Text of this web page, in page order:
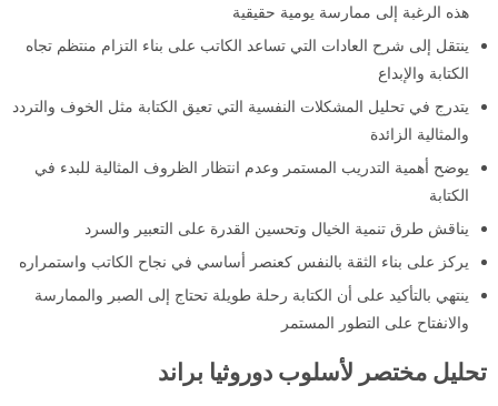
هذه الرغبة إلى ممارسة يومية حقيقية
ينتقل إلى شرح العادات التي تساعد الكاتب على بناء التزام منتظم تجاه
الكتابة والإبداع
يتدرج في تحليل المشكلات النفسية التي تعيق الكتابة مثل الخوف والتردد
والمثالية الزائدة
يوضح أهمية التدريب المستمر وعدم انتظار الظروف المثالية للبدء في
الكتابة
يناقش طرق تنمية الخيال وتحسين القدرة على التعبير والسرد
يركز على بناء الثقة بالنفس كعنصر أساسي في نجاح الكاتب واستمراره
ينتهي بالتأكيد على أن الكتابة رحلة طويلة تحتاج إلى الصبر والممارسة
والانفتاح على التطور المستمر
تحليل مختصر لأسلوب دوروثيا براند